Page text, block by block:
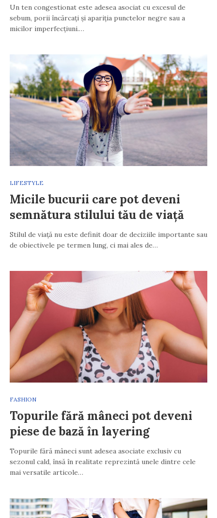
Un ten congestionat este adesea asociat cu excesul de
sebum, porii încărcați și apariția punctelor negre sau a
micilor imperfecțiuni.…
LIFESTYLE
Micile bucurii care pot deveni
semnătura stilului tău de viață
Stilul de viață nu este definit doar de deciziile importante sau
de obiectivele pe termen lung, ci mai ales de…
FASHION
Topurile fără mâneci pot deveni
piese de bază în layering
Topurile fără mâneci sunt adesea asociate exclusiv cu
sezonul cald, însă în realitate reprezintă unele dintre cele
mai versatile articole…